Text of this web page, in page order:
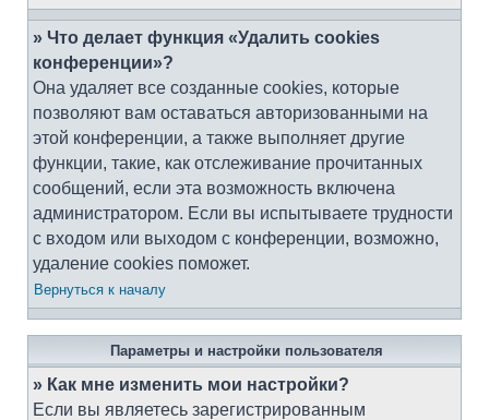
» Что делает функция «Удалить cookies
конференции»?
Она удаляет все созданные cookies, которые
позволяют вам оставаться авторизованными на
этой конференции, а также выполняет другие
функции, такие, как отслеживание прочитанных
сообщений, если эта возможность включена
администратором. Если вы испытываете трудности
с входом или выходом с конференции, возможно,
удаление cookies поможет.
Вернуться к началу
Параметры и настройки пользователя
» Как мне изменить мои настройки?
Если вы являетесь зарегистрированным